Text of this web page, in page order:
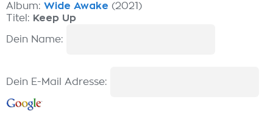
Album: Wide Awake (2021)
Titel: Keep Up
Dein Name:
Dein E-Mail Adresse: